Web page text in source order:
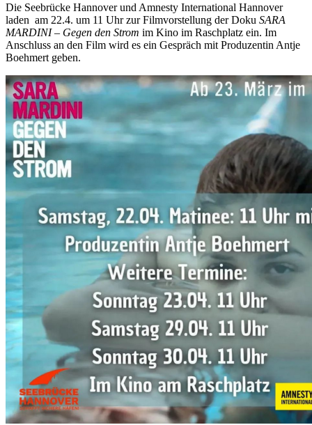
Die Seebrücke Hannover und Amnesty International Hannover
laden am 22.4. um 11 Uhr zur Filmvorstellung der Doku SARA
MARDINI – Gegen den Strom im Kino im Raschplatz ein. Im
Anschluss an den Film wird es ein Gespräch mit Produzentin Antje
Boehmert geben.